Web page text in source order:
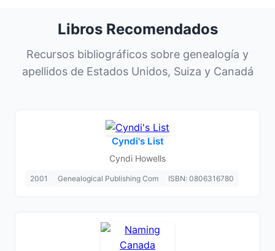
Libros Recomendados
Recursos bibliográficos sobre genealogía y
apellidos de Estados Unidos, Suiza y Canadá
Cyndi's List
Cyndi Howells
2001 Genealogical Publishing Com ISBN: 0806316780